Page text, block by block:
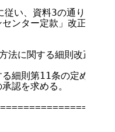
い、資料3の通り「一般
ンター定款」改正の承
に関する細則改正の件
細則第11条の定めに従
認を求める。